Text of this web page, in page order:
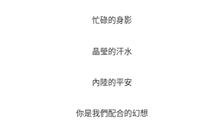
忙碌的身影
晶瑩的汗水
內陸的平安
你是我們配合的幻想